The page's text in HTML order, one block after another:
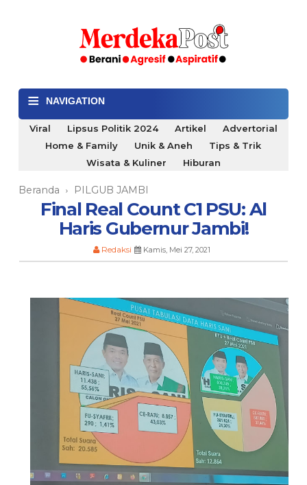
≡ NAVIGATION
Viral Lipsus Politik 2024 Artikel
Advertorial
Home & Family
Unik & Aneh
Tips & Trik
Wisata & Kuliner
Hiburan
Beranda › PILGUB JAMBI
Final Real Count C1 PSU: Al
Haris Gubernur Jambi!
Redaksi Kamis, Mei 27, 2021